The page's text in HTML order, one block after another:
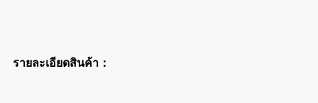
รายละเอียดสินค้า：